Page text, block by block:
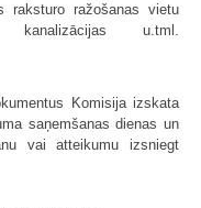
raksturo ražošanas vietu
kanalizācijas u.tml.
Komisija izskata
saņemšanas dienas un
vai atteikumu izsniegt